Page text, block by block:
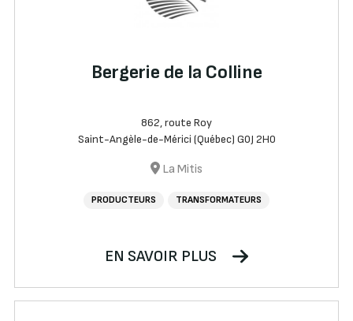
Bergerie de la Colline
862, route Roy
Saint-Angèle-de-Mérici (Québec) G0J 2H0
La Mitis
PRODUCTEURS TRANSFORMATEURS
EN SAVOIR PLUS